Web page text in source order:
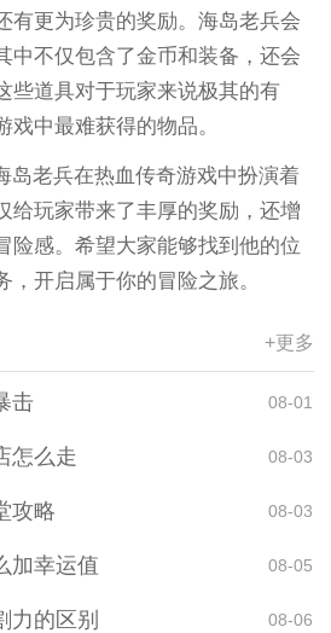
有更为珍贵的奖励。海岛老兵会
中不仅包含了金币和装备，还会
些道具对于玩家来说极其的有
中最难获得的物品。
岛老兵在热血传奇游戏中扮演着
给玩家带来了丰厚的奖励，还增
险感。希望大家能够找到他的位
开启属于你的冒险之旅。
+更多
击 08-01
怎么走 08-03
攻略 08-03
加幸运值 08-05
力的区别 08-06